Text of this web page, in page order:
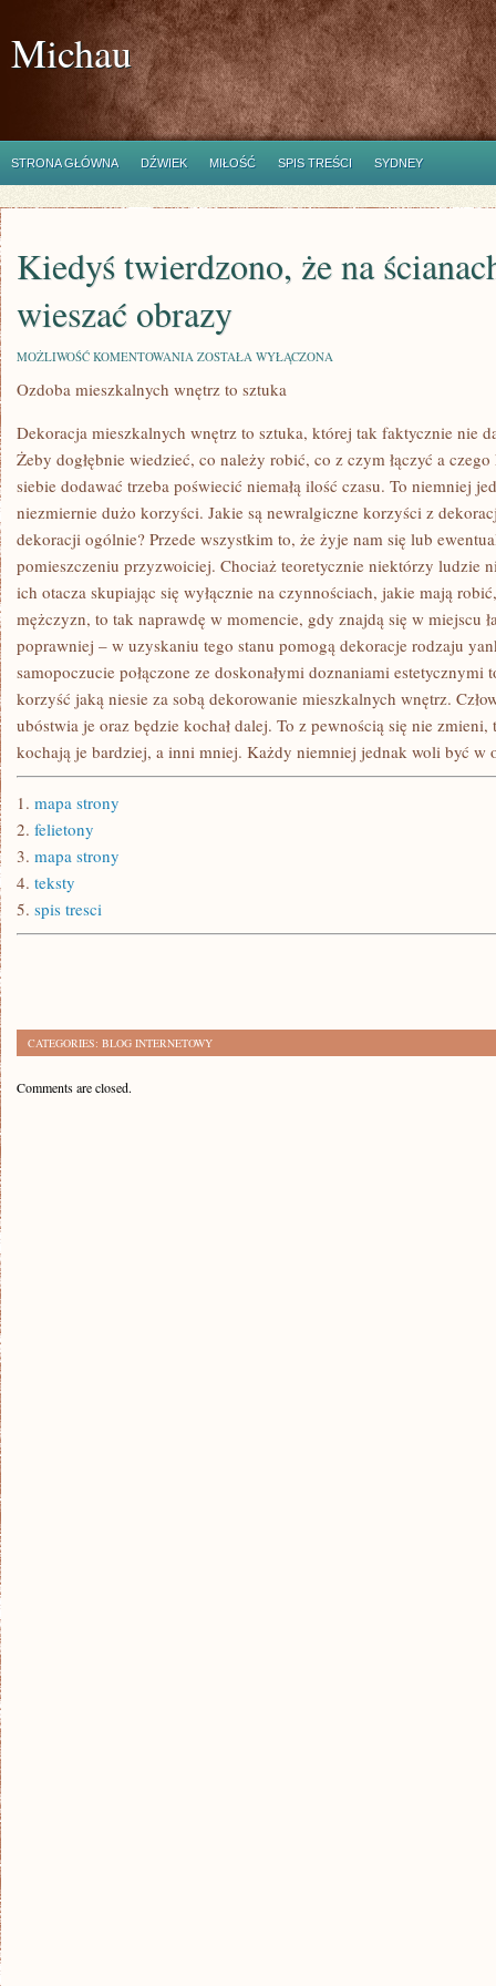
Michau
STRONA GŁÓWNA DŹWIEK MIŁOŚĆ SPIS TREŚCI SYDNEY
Kiedyś twierdzono, że na
wieszać obrazy
MOŻLIWOŚĆ KOMENTOWANIA KIEDYŚ
ŻE
NA
POWINNO
SIĘ
OBRAZY
ZOSTAŁA WYŁĄCZONA
Ozdoba mieszkalnych wnętrz to sztuka
Dekoracja mieszkalnych wnętrz to sztuka, której tak faktycznie nie
Żeby dogłębnie wiedzieć, co należy robić, co z czym łączyć a
siebie dodawać trzeba poświecić niemałą ilość czasu. To niemniej
niezmiernie dużo korzyści. Jakie są newralgiczne korzyści z
dekoracji ogólnie? Przede wszystkim to, że żyje nam się lub
pomieszczeniu przyzwoiciej. Chociaż teoretycznie niektórzy ludzie
ich otacza skupiając się wyłącznie na czynnościach, jakie mają
mężczyzn, to tak naprawdę w momencie, gdy znajdą się w miejscu
poprawniej – w uzyskaniu tego stanu pomogą dekoracje rodzaju
samopoczucie połączone ze doskonałymi doznaniami estetycznymi
korzyść jaką niesie za sobą dekorowanie mieszkalnych wnętrz.
ubóstwia je oraz będzie kochał dalej. To z pewnością się nie
kochają je bardziej, a inni mniej. Każdy niemniej jednak woli być w
1. mapa strony
2. felietony
3. mapa strony
4. teksty
5. spis tresci
CATEGORIES: BLOG INTERNETOWY
Comments are closed.